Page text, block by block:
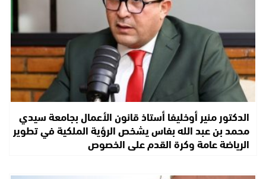
الدكتور منير أوخليفا أستاذ قانون الأعمال بجامعة سيدي
محمد بن عبد الله بفاس يشخص الرؤية الملكية في تطوير
الرياضة عامة وكرة القدم على الخصوص